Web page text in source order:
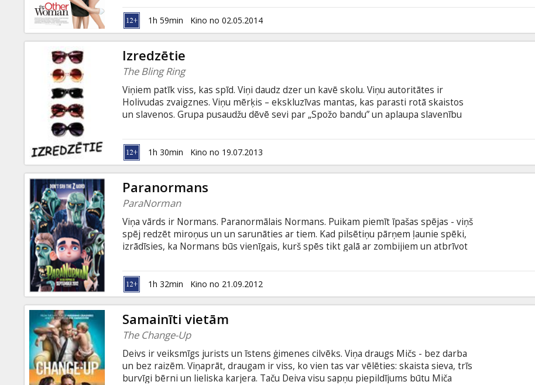
draudzenes pēkšņi atklāj, ka Markam ir vēl viena sieviete. Trīs liktenīgas daiļavas
uz kara ceļa - atriebība sieviešu gaumē sola lielas nepatikšanas viņu vīrietim. Filma
angļu valodā ar subtitriem latviešu un krievu valodā.
1h 59min Kino no 02.05.2014
Izredzētie
The Bling Ring
Viņiem patīk viss, kas spīd. Viņi daudz dzer un kavē skolu. Viņu autoritātes ir
Holivudas zvaigznes. Viņu mērķis – ekskluzīvas mantas, kas parasti rotā skaistos
un slavenos. Grupa pusaudžu dēvē sevi par „Spožo bandu” un aplaupa slavenību
Google, tāpēc zina, kurp iet un cik daudz laika vajadzēs. Filmā „Izredzētie” režisore
Sofija Kopola atklāj pusaudžu slēptās vēlmes, viņu tieksmi riskēt, alkas pēc brīvas
un skaistas dzīves. Filmā atainota Holivudas vētrainā un apskaužami jautrā dzīve.
1h 30min Kino no 19.07.2013
Paranormans
ParaNorman
Viņa vārds ir Normans. Paranormālais Normans. Puikam piemīt īpašas spējas - viņš
spēj redzēt miroņus un un sarunāties ar tiem. Kad pilsētiņu pārņem ļaunie spēki,
izrādīsies, ka Normans būs vienīgais, kurš spēs tikt galā ar zombijiem un atbrīvot
un krievu valodā.
1h 32min Kino no 21.09.2012
Samainīti vietām
The Change-Up
Deivs ir veiksmīgs jurists un īstens ģimenes cilvēks. Viņa draugs Mičs - bez darba
un bez raizēm. Viņaprāt, draugam ir viss, ko vien tas var vēlēties: skaista sieva, trīs
burvīgi bērni un lieliska karjera. Taču Deiva visu sapņu piepildījums būtu Miča